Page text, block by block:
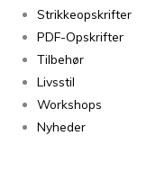
Strikkeopskrifter
PDF-Opskrifter
Tilbehør
Livsstil
Workshops
Nyheder